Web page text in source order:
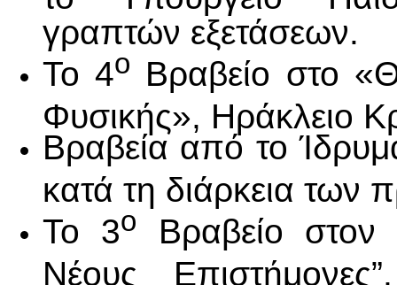
γραπτών εξετάσεων.
Το 4ο Βραβείο στο
Φυσικής», Ηράκλειο
Βραβεία από το
κατά τη διάρκεια
Το 3ο Βραβείο στον
Νέους